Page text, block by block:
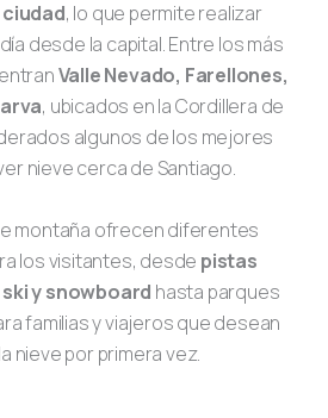
, lo que permite realizar
desde la capital. Entre los más
Valle Nevado, Farellones,
, ubicados en la Cordillera de
algunos de los mejores
nieve cerca de Santiago.
montaña ofrecen diferentes
los visitantes, desde pistas
y snowboard hasta parques
familias y viajeros que desean
nieve por primera vez.